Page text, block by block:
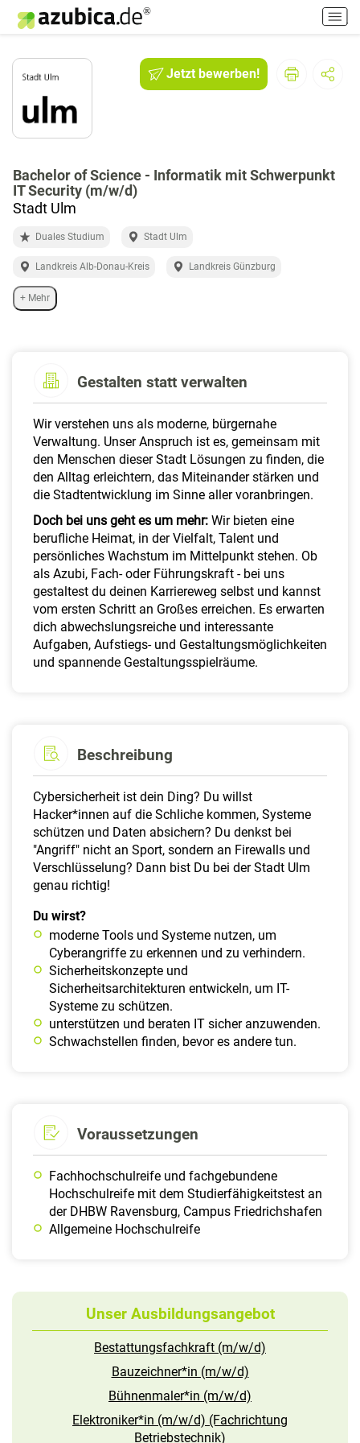
H
a
p
e
t
Jetzt bewerben!
Bachelor of Science - Informatik mit Schwerpunkt
IT Security (m/w/d)
Stadt Ulm
Duales Studium Stadt Ulm
Landkreis Alb-Donau-Kreis Landkreis Günzburg
+ Mehr
Gestalten statt verwalten
Wir verstehen uns als moderne, bürgernahe
Verwaltung. Unser Anspruch ist es, gemeinsam mit
den Menschen dieser Stadt Lösungen zu finden, die
den Alltag erleichtern, das Miteinander stärken und
die Stadtentwicklung im Sinne aller voranbringen.
Doch bei uns geht es um mehr: Wir bieten eine
berufliche Heimat, in der Vielfalt, Talent und
persönliches Wachstum im Mittelpunkt stehen. Ob
als Azubi, Fach- oder Führungskraft - bei uns
gestaltest du deinen Karriereweg selbst und kannst
vom ersten Schritt an Großes erreichen. Es erwarten
dich abwechslungsreiche und interessante
Aufgaben, Aufstiegs- und Gestaltungsmöglichkeiten
und spannende Gestaltungsspielräume.
Beschreibung
Cybersicherheit ist dein Ding? Du willst
Hacker*innen auf die Schliche kommen, Systeme
schützen und Daten absichern? Du denkst bei
"Angriff" nicht an Sport, sondern an Firewalls und
Verschlüsselung? Dann bist Du bei der Stadt Ulm
genau richtig!
Du wirst?
moderne Tools und Systeme nutzen, um
Cyberangriffe zu erkennen und zu verhindern.
Sicherheitskonzepte und
Sicherheitsarchitekturen entwickeln, um IT-
Systeme zu schützen.
unterstützen und beraten IT sicher anzuwenden.
Schwachstellen finden, bevor es andere tun.
Voraussetzungen
Fachhochschulreife und fachgebundene
Hochschulreife mit dem Studierfähigkeitstest an
der DHBW Ravensburg, Campus Friedrichshafen
Allgemeine Hochschulreife
Unser Ausbildungsangebot
Bestattungsfachkraft (m/w/d)
Bauzeichner*in (m/w/d)
Bühnenmaler*in (m/w/d)
Elektroniker*in (m/w/d) (Fachrichtung
Betriebstechnik)